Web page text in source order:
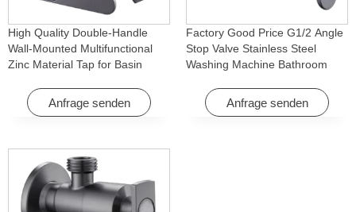
High Quality Double-Handle
Wall-Mounted Multifunctional
Zinc Material Tap for Basin
Homes
Anfrage senden
Factory Good Price G1/2 Angle
Stop Valve Stainless Steel
Washing Machine Bathroom
Apartments & Hotels
Anfrage senden